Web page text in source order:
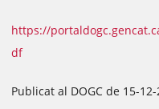
https://
df
Publicat al DOGC de 15-